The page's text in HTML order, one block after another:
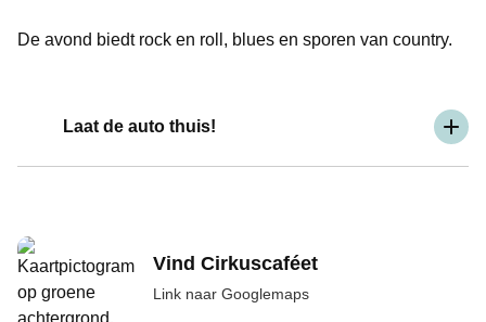
De avond biedt rock en roll, blues en sporen van country.
Laat de auto thuis!
Vind Cirkuscaféet
Link naar Googlemaps